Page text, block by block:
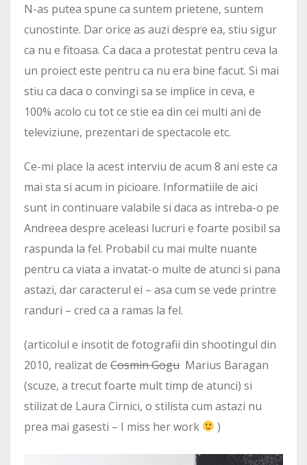
N-as putea spune ca suntem prietene, suntem
cunostinte. Dar orice as auzi despre ea, stiu sigur
ca nu e fitoasa. Ca daca a protestat pentru ceva la
un proiect este pentru ca nu era bine facut. Si mai
stiu ca daca o convingi sa se implice in ceva, e
100% acolo cu tot ce stie ea din cei multi ani de
televiziune, prezentari de spectacole etc.
Ce-mi place la acest interviu de acum 8 ani este ca
mai sta si acum in picioare. Informatiile de aici
sunt in continuare valabile si daca as intreba-o pe
Andreea despre aceleasi lucruri e foarte posibil sa
raspunda la fel. Probabil cu mai multe nuante
pentru ca viata a invatat-o multe de atunci si pana
astazi, dar caracterul ei – asa cum se vede printre
randuri – cred ca a ramas la fel.
(articolul e insotit de fotografii din shootingul din
2010, realizat de Cosmin Gogu Marius Baragan
(scuze, a trecut foarte mult timp de atunci) si
stilizat de Laura Cirnici, o stilista cum astazi nu
prea mai gasesti – I miss her work
)